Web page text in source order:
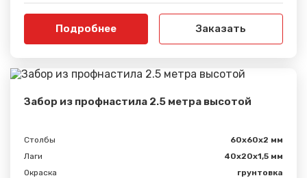
Подробнее Заказать
Забор из профнастила 2.5 метра высотой
Столбы
60х60х2 мм
Лаги
40х20х1,5 мм
Окраска
грунтовка